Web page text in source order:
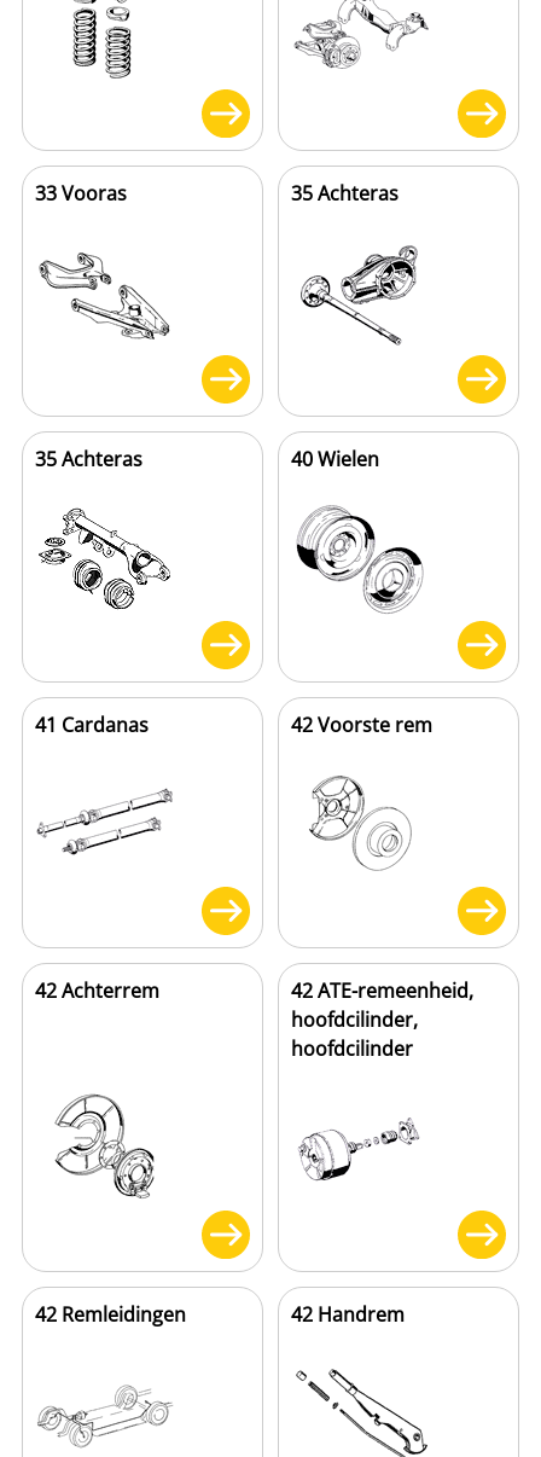
33 Vooras 35 Achteras
35 Achteras 40 Wielen
41 Cardanas 42 Voorste rem
42 Achterrem
42 ATE-remeenheid,
hoofdcilinder,
hoofdcilinder
42 Remleidingen 42 Handrem